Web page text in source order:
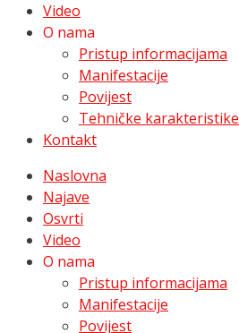
Video
O nama
Pristup informacijama
Manifestacije
Povijest
Tehničke karakteristike
Kontakt
Naslovna
Najave
Osvrti
Video
O nama
Pristup informacijama
Manifestacije
Povijest